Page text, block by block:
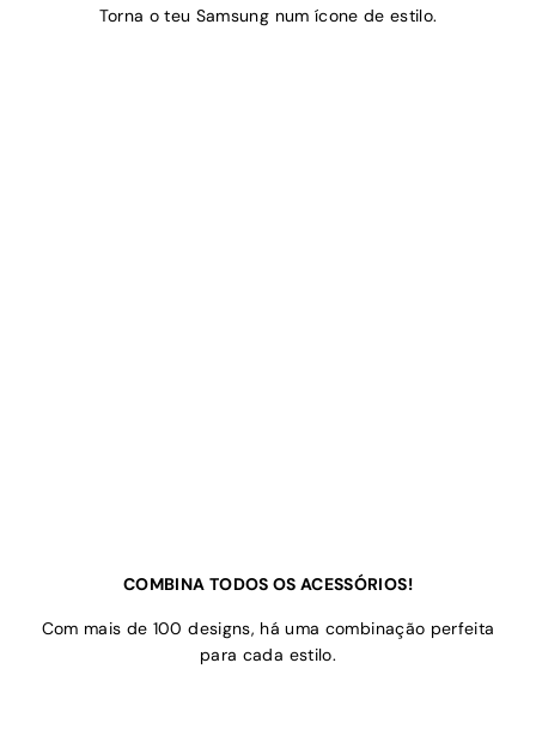
Torna o teu Samsung num ícone de estilo.
COMBINA TODOS OS ACESSÓRIOS!
Com mais de 100 designs, há uma combinação perfeita
para cada estilo.